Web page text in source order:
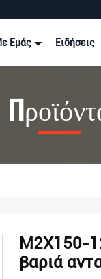
Εμάς Ειδήσεις
M2X150-
βαριά